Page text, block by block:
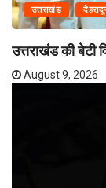
उत्तराखंड
उत्तराखंड की बेटी
August 9, 2026